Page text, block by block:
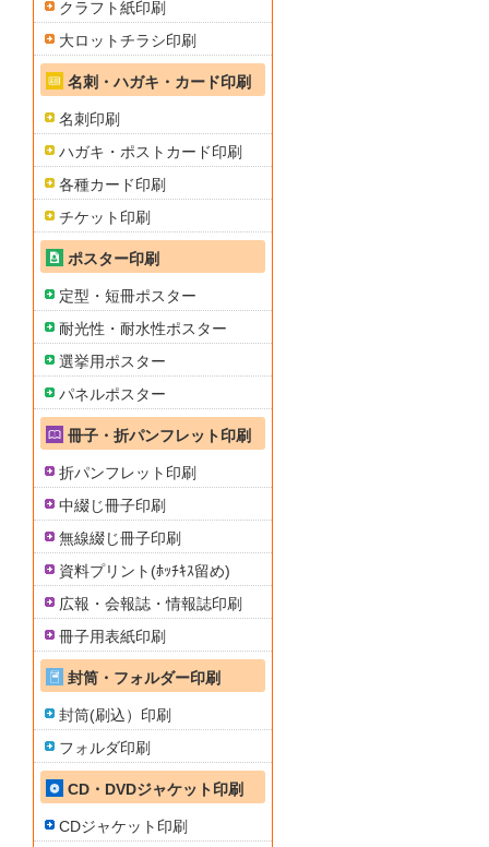
クラフト紙印刷
大ロットチラシ印刷
名刺・ハガキ・カード印刷
名刺印刷
ハガキ・ポストカード印刷
各種カード印刷
チケット印刷
ポスター印刷
定型・短冊ポスター
耐光性・耐水性ポスター
選挙用ポスター
パネルポスター
冊子・折パンフレット印刷
折パンフレット印刷
中綴じ冊子印刷
無線綴じ冊子印刷
資料プリント(ﾎｯﾁｷｽ留め)
広報・会報誌・情報誌印刷
冊子用表紙印刷
封筒・フォルダー印刷
封筒(刷込）印刷
フォルダ印刷
CD・DVDジャケット印刷
CDジャケット印刷